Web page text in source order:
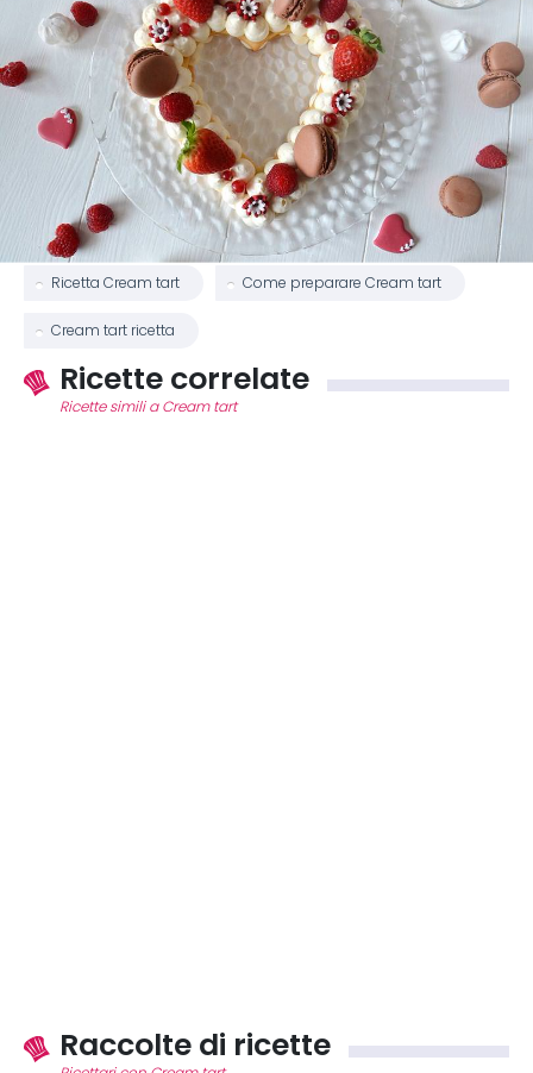
Ricetta Cream tart Come preparare Cream tart
Cream tart ricetta
Ricette correlate
Ricette simili a Cream tart
Raccolte di ricette